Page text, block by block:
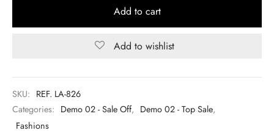
Add to cart
Add to wishlist
SKU: REF. LA-826
Categories: Demo 02 - Sale Off, Demo 02 - Top Sale,
Fashions